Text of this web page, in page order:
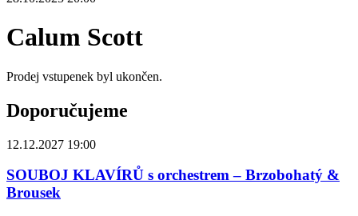
Calum Scott
Prodej vstupenek byl ukončen.
Doporučujeme
12.12.2027 19:00
SOUBOJ KLAVÍRŮ s orchestrem – Brzobohatý &
Brousek